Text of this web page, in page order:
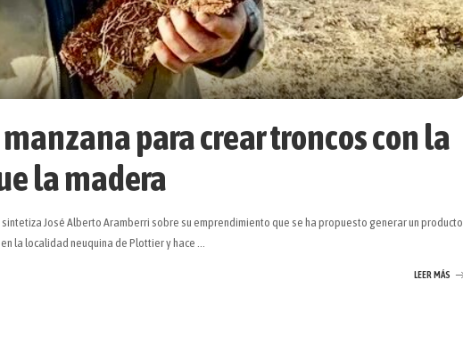
para crear troncos con la
la madera
sintetiza José Alberto Aramberri sobre su emprendimiento que se ha propuesto generar un producto
la localidad neuquina de Plottier y hace ...
LEER MÁS